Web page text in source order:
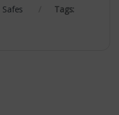
Safes
Tags: